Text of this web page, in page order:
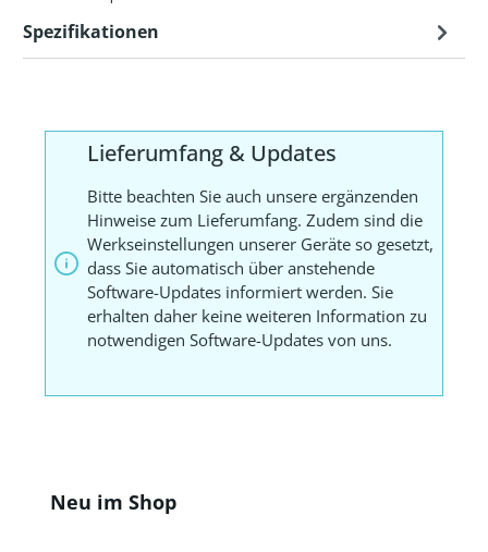
Spezifikationen
Lieferumfang & Updates
Bitte beachten Sie auch unsere ergänzenden
Hinweise zum Lieferumfang. Zudem sind die
Werkseinstellungen unserer Geräte so gesetzt,
dass Sie automatisch über anstehende
Software-Updates informiert werden. Sie
erhalten daher keine weiteren Information zu
notwendigen Software-Updates von uns.
Produktgalerie überspringen
Neu im Shop